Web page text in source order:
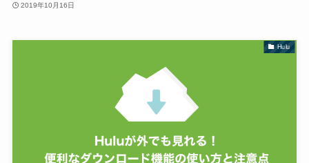
2019年10月16日
Hulu